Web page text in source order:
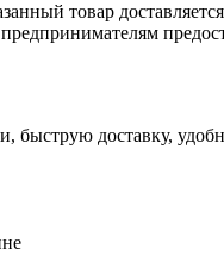
товар
быструю доставку,